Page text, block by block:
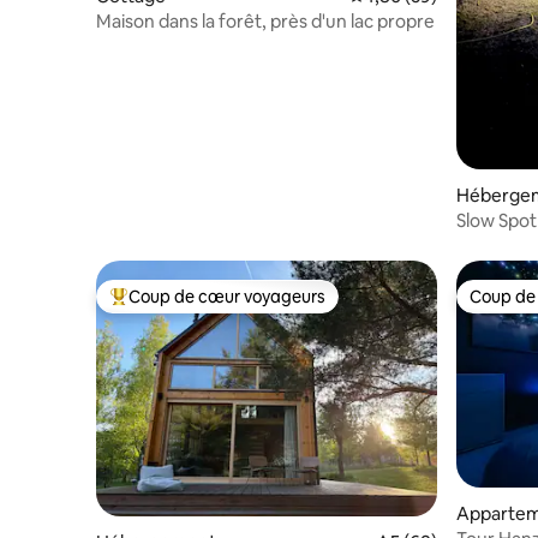
Maison dans la forêt, près d'un lac propre
Slow
Coups de cœur voyageurs les plus appréciés
Coup de cœur voyageurs Coup
Coup